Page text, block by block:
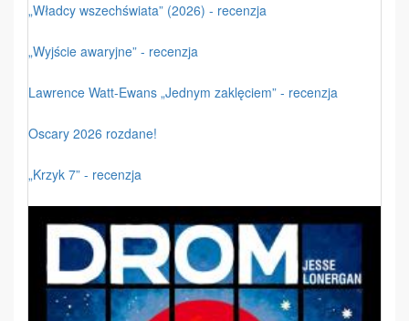
„Władcy wszechświata” (2026) - recenzja
„Wyjście awaryjne” - recenzja
Lawrence Watt-Ewans „Jednym zaklęciem” - recenzja
Oscary 2026 rozdane!
„Krzyk 7” - recenzja